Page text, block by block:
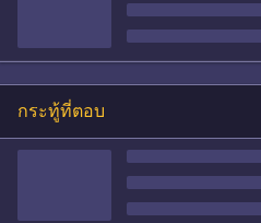
กระทู้ที่ตอบ